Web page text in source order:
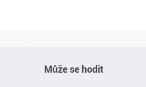
Může se hodit